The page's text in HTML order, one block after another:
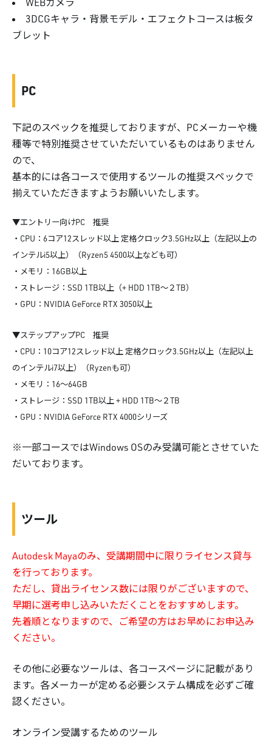
3DCGキャラ・背景モデル・エフェクトコースは板タ
ブレット
PC
下記のスペックを推奨しておりますが、PCメーカーや機
種等で特別推奨させていただいているものはありません
ので、
基本的には各コースで使用するツールの推奨スペックで
揃えていただきますようお願いいたします。
▼エントリー向けPC 推奨
・CPU：6コア12スレッド以上 定格クロック3.5GHz以上（左記以上の
インテルi5以上）（Ryzen5 4500以上なども可）
・メモリ：16GB以上
・ストレージ：SSD 1TB以上（+ HDD 1TB～２TB）
・GPU：NVIDIA GeForce RTX 3050以上
▼ステップアップPC 推奨
・CPU：10コア12スレッド以上 定格クロック3.5GHz以上（左記以上
のインテルi7以上）（Ryzenも可）
・メモリ：16～64GB
・ストレージ：SSD 1TB以上 + HDD 1TB～２TB
・GPU：NVIDIA GeForce RTX 4000シリーズ
※一部コースではWindows OSのみ受講可能とさせていた
だいております。
ツール
Autodesk Mayaのみ、受講期間中に限りライセンス貸与
を行っております。
ただし、貸出ライセンス数には限りがございますので、
早期に選考申し込みいただくことをおすすめします。
先着順となりますので、ご希望の方はお早めにお申込み
ください。
その他に必要なツールは、各コースページに記載があり
ます。各メーカーが定める必要システム構成を必ずご確
認ください。
オンライン受講するためのツール